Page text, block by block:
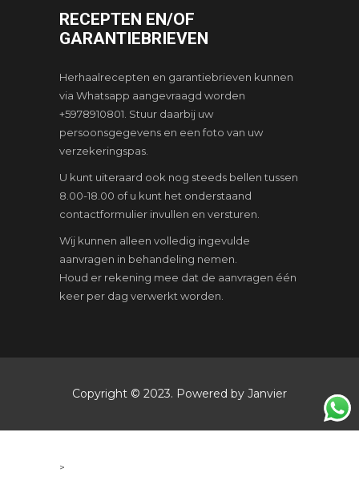
RECEPTEN EN/OF
GARANTIEBRIEVEN
Herhaalrecepten en garantiebrieven kunnen
via Whatsapp aangevraagd worden
+5978910801. Stuur daarbij uw
persoonsgegevens en een foto van uw
verzekeringspas.
U kunt uiteraard ook nog steeds bellen tussen
8.00-18.00 of u kunt het onderstaand
contactformulier invullen en versturen.
Wij kunnen alleen volledig ingevulde
aanvragen in behandeling nemen.
Houd er rekening mee dat de aanvragen één
keer per dag verwerkt worden.
Copyright © 2023. Powered by Janvier
>